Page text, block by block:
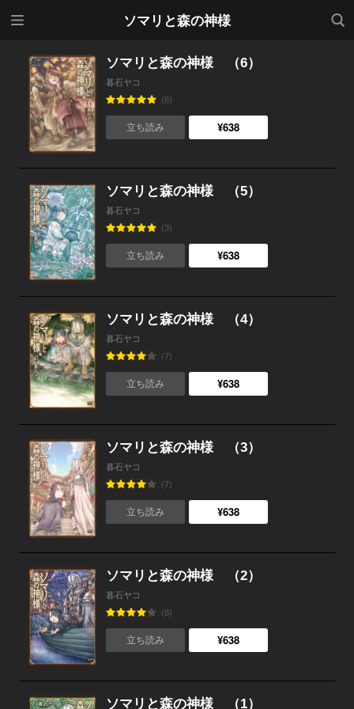
ソマリと森の神様
検索
ソマリと森の神様 （6）
暮石ヤコ
(6)
立ち読み ¥638
ソマリと森の神様 （5）
暮石ヤコ
(3)
立ち読み ¥638
ソマリと森の神様 （4）
暮石ヤコ
(7)
立ち読み ¥638
ソマリと森の神様 （3）
暮石ヤコ
(7)
立ち読み ¥638
ソマリと森の神様 （2）
暮石ヤコ
(8)
立ち読み ¥638
ソマリと森の神様 （1）